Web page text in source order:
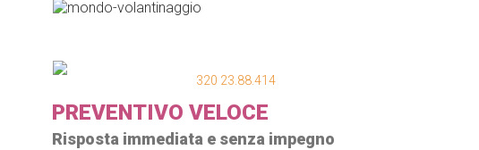
320 23.88.414
PREVENTIVO VELOCE
Risposta immediata e senza impegno